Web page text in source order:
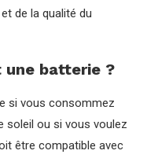
de la qualité du
batterie ?
si vous consommez
soleil ou si vous voulez
être compatible avec